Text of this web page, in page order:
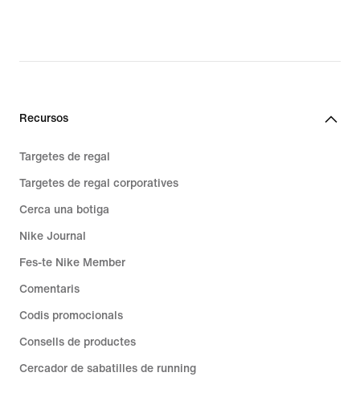
159,99 €
Recursos
Targetes de regal
Targetes de regal corporatives
Cerca una botiga
Nike Journal
Fes-te Nike Member
Comentaris
Codis promocionals
Consells de productes
Cercador de sabatilles de running